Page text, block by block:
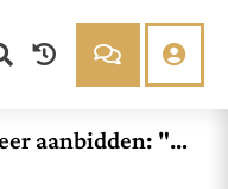
RK Documenten
aanbidden: "L